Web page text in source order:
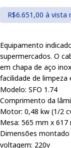
R$6.651,00 à vista
Equipamento
supermercados. O
em chapa de aço
facilidade de limpeza
Modelo: SFO 1.74
Comprimento da
Motor: 0,48 kw (1/2
Mesa: 565 mm x 617
Dimensões montado
voltagem: 220v